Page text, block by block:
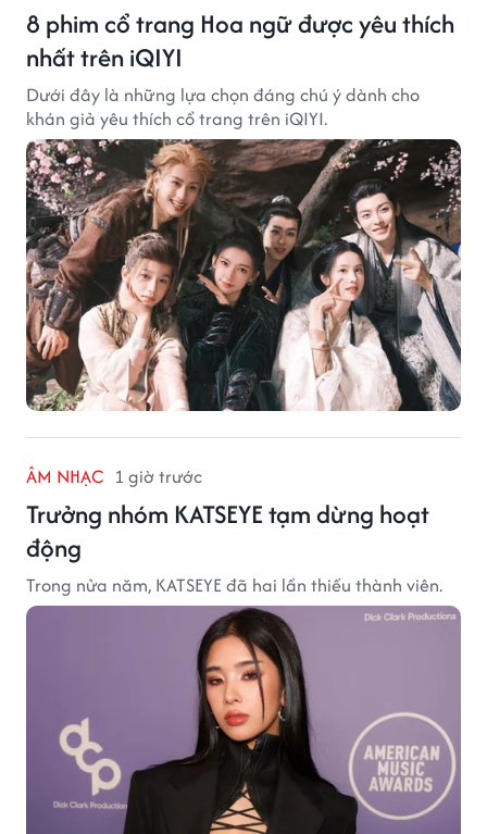
8 phim cổ trang Hoa ngữ được yêu thích
nhất trên iQIYI
Dưới đây là những lựa chọn đáng chú ý dành cho
khán giả yêu thích cổ trang trên iQIYI.
ÂM NHẠC 1 giờ trước
Trưởng nhóm KATSEYE tạm dừng hoạt
động
Trong nửa năm, KATSEYE đã hai lần thiếu thành viên.